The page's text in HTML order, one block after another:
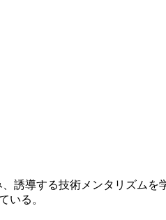
誘導する技術メンタリズムを
いる。